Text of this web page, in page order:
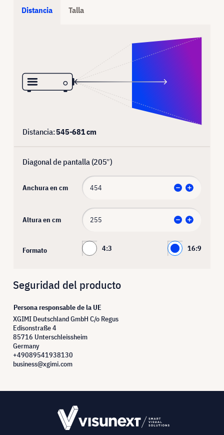
Distancia Talla
Distancia:545-681cm
Diagonal de pantalla (205″)
Anchura en cm
Altura en cm
Formato 4:3 16:9
Seguridad del producto
Persona responsable de la UE
XGIMI Deutschland GmbH C/o Regus
Edisonstraße 4
85716 Unterschleissheim
Germany
+49089541938130
business@xgimi.com